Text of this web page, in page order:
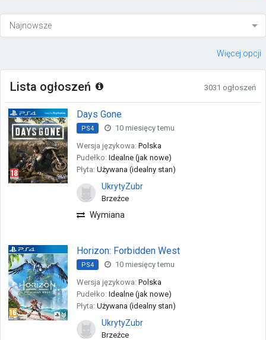
Więcej opcji
Lista ogłoszeń 3031 ogłoszeń
Days Gone
PS4
10 miesięcy temu
Wersja językowa: Polska
Pudełko: Idealne (jak nowe)
Płyta: Używana (idealny stan)
UkrytyZubr
Brzeźce
Wymiana
Horizon: Forbidden West
PS4
10 miesięcy temu
Wersja językowa: Polska
Pudełko: Idealne (jak nowe)
Płyta: Używana (idealny stan)
UkrytyZubr
Brzeźce